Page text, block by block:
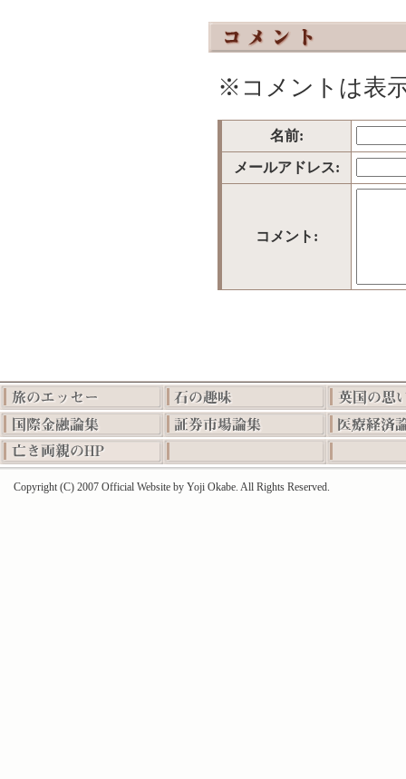
※コメントは表
名前:
メールアドレス:
コメント:
Copyright (C) 2007 Official Website by Yoji Okabe. All Rights Reserved.